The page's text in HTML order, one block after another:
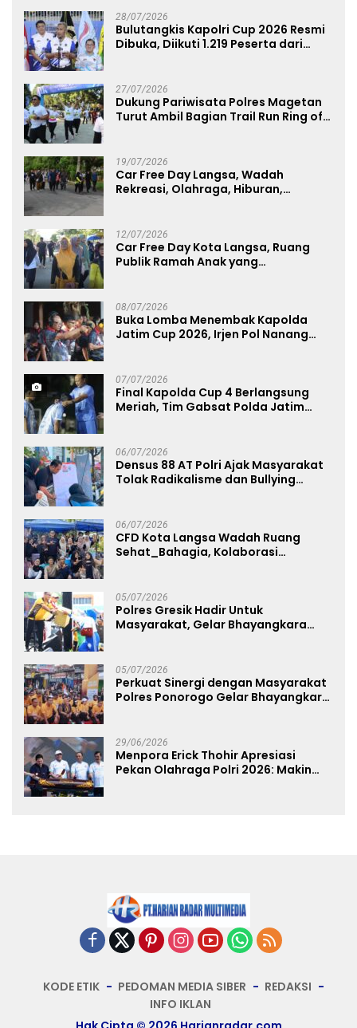
28/07/2026
Bulutangkis Kapolri Cup 2026 Resmi
Dibuka, Diikuti 1.219 Peserta dari
27/07/2026
Dukung Pariwisata Polres Magetan
Turut Ambil Bagian Trail Run Ring of
19/07/2026
Car Free Day Langsa, Wadah
Rekreasi, Olahraga, Hiburan,
12/07/2026
Car Free Day Kota Langsa, Ruang
Publik Ramah Anak yang
08/07/2026
Buka Lomba Menembak Kapolda
Jatim Cup 2026, Irjen Pol Nanang
07/07/2026
Final Kapolda Cup 4 Berlangsung
Meriah, Tim Gabsat Polda Jatim
06/07/2026
Densus 88 AT Polri Ajak Masyarakat
Tolak Radikalisme dan Bullying
06/07/2026
CFD Kota Langsa Wadah Ruang
Sehat_Bahagia, Kolaborasi
05/07/2026
Polres Gresik Hadir Untuk
Masyarakat, Gelar Bhayangkara
05/07/2026
Perkuat Sinergi dengan Masyarakat
Polres Ponorogo Gelar Bhayangkara
29/06/2026
Menpora Erick Thohir Apresiasi
Pekan Olahraga Polri 2026: Makin
KODE ETIK PEDOMAN MEDIA SIBER
REDAKSI
INFO IKLAN